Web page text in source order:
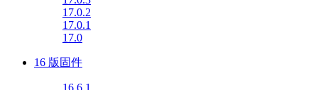
17.0.2
17.0.1
17.0
16 版固件
16.6.1